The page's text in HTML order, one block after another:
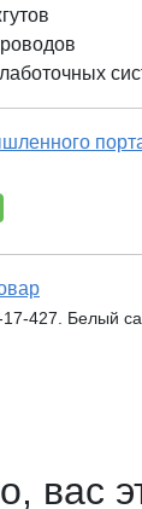
17-427. Белый
вас